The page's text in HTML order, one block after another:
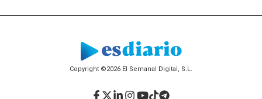
Copyright ©2026 El Semanal Digital, S.L.
Facebook
Twitter
LinkedIn
Instagram
YouTube
TikTok
Telegram